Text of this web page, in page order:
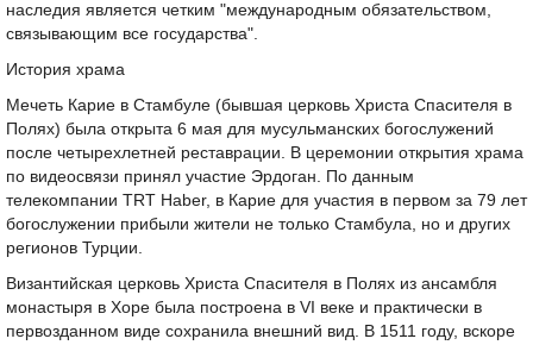
наследия является четким "международным обязательством,
связывающим все государства".
История храма
Мечеть Карие в Стамбуле (бывшая церковь Христа Спасителя в
Полях) была открыта 6 мая для мусульманских богослужений
после четырехлетней реставрации. В церемонии открытия храма
по видеосвязи принял участие Эрдоган. По данным
телекомпании TRT Haber, в Карие для участия в первом за 79 лет
богослужении прибыли жители не только Стамбула, но и других
регионов Турции.
Византийская церковь Христа Спасителя в Полях из ансамбля
монастыря в Хоре была построена в VI веке и практически в
первозданном виде сохранила внешний вид. В 1511 году, вскоре